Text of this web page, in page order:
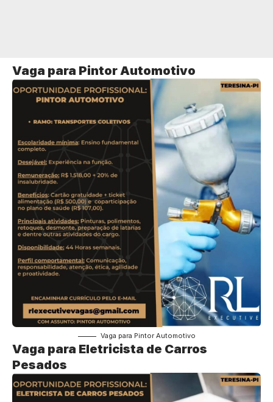
Vaga para Pintor Automotivo
Vaga para Pintor Automotivo
Vaga para Eletricista de Carros
Pesados